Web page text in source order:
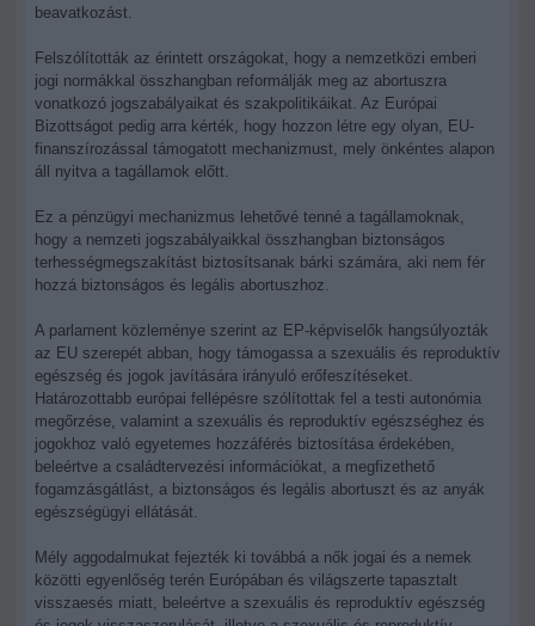
beavatkozást.
Felszólították az érintett országokat, hogy a nemzetközi emberi
jogi normákkal összhangban reformálják meg az abortuszra
vonatkozó jogszabályaikat és szakpolitikáikat. Az Európai
Bizottságot pedig arra kérték, hogy hozzon létre egy olyan, EU-
finanszírozással támogatott mechanizmust, mely önkéntes alapon
áll nyitva a tagállamok előtt.
Ez a pénzügyi mechanizmus lehetővé tenné a tagállamoknak,
hogy a nemzeti jogszabályaikkal összhangban biztonságos
terhességmegszakítást biztosítsanak bárki számára, aki nem fér
hozzá biztonságos és legális abortuszhoz.
A parlament közleménye szerint az EP-képviselők hangsúlyozták
az EU szerepét abban, hogy támogassa a szexuális és reproduktív
egészség és jogok javítására irányuló erőfeszítéseket.
Határozottabb európai fellépésre szólítottak fel a testi autonómia
megőrzése, valamint a szexuális és reproduktív egészséghez és
jogokhoz való egyetemes hozzáférés biztosítása érdekében,
beleértve a családtervezési információkat, a megfizethető
fogamzásgátlást, a biztonságos és legális abortuszt és az anyák
egészségügyi ellátását.
Mély aggodalmukat fejezték ki továbbá a nők jogai és a nemek
közötti egyenlőség terén Európában és világszerte tapasztalt
visszaesés miatt, beleértve a szexuális és reproduktív egészség